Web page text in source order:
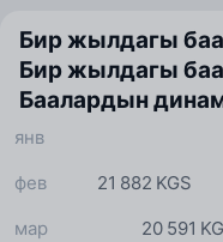
Бир жылдагы
Бир жылдагы
Баалардын
янв
21 882 KGS
фев
20 591
мар